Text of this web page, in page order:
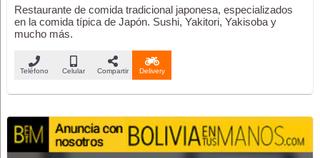
Restaurante de comida tradicional japonesa, especializados
en la comida típica de Japón. Sushi, Yakitori, Yakisoba y
mucho más.
Teléfono Celular Compartir Delivery